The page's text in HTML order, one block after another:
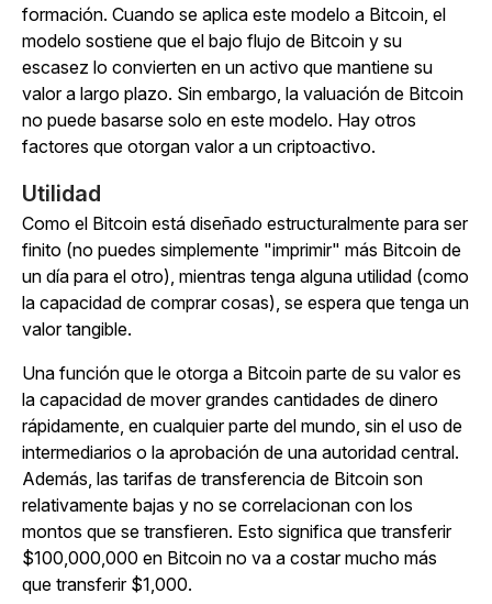
formación. Cuando se aplica este modelo a Bitcoin, el
modelo sostiene que el bajo flujo de Bitcoin y su
escasez lo convierten en un activo que mantiene su
valor a largo plazo. Sin embargo, la valuación de Bitcoin
no puede basarse solo en este modelo. Hay otros
factores que otorgan valor a un criptoactivo.
Utilidad
Como el Bitcoin está diseñado estructuralmente para ser
finito (no puedes simplemente "imprimir" más Bitcoin de
un día para el otro), mientras tenga alguna utilidad (como
la capacidad de comprar cosas), se espera que tenga un
valor tangible.
Una función que le otorga a Bitcoin parte de su valor es
la capacidad de mover grandes cantidades de dinero
rápidamente, en cualquier parte del mundo, sin el uso de
intermediarios o la aprobación de una autoridad central.
Además, las tarifas de transferencia de Bitcoin son
relativamente bajas y no se correlacionan con los
montos que se transfieren. Esto significa que transferir
$100,000,000 en Bitcoin no va a costar mucho más
que transferir $1,000.